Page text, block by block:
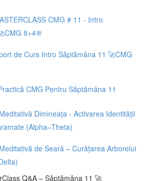
CMG # 11 - Intro
8+4❊
de Curs Intro Săptămâna 11 🚀CMG
CMG Pentru Săptămâna 11
Dimineața - Activarea Identității
(Alpha–Theta)
de Seară – Curățarea Arborelui
Q&A – Săptămâna 11 🚀